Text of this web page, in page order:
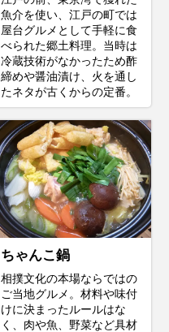
魚介を使い、江戸の町では
屋台グルメとして手軽に食
べられた郷土料理。当時は
冷蔵技術がなかったため酢
締めや醤油漬け、火を通し
たネタが古くからの定番。
ちゃんこ鍋
相撲文化の本場ならではの
ご当地グルメ。材料や味付
けに決まったルールはな
く、肉や魚、野菜など具材